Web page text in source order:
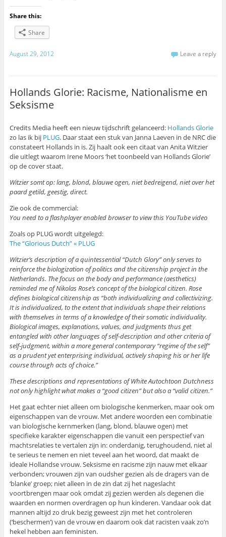
Share this:
Share
August 29, 2012 Leave a reply
Hollands Glorie: Racisme, Nationalisme en
Seksisme
Credits Media heeft een nieuw tijdschrift gelanceerd: Hollands Glorie
zo las ik bij PLUG. Daar staat een stuk van Janna Laeven in de NRC die
constateert Hollands in is. Zij haalt ook een citaat van Anita Witzier
die uitlegt waarom Irene Moors ‘het toonbeeld van Hollands Glorie’
op de cover staat.
Witzier somt op: lang, blond, blauwe ogen, niet bedreigend, niet over het
paard getild, geestig, direct.
Zie ook de commercial:
You need to a flashplayer enabled browser to view this YouTube video
Zoals op PLUG wordt uitgelegd:
The “Glorious Dutch” « PLUG
Witzier’s description of a quintessential “Dutch Glory” only serves to
reinforce the biologization of politics and the citizenship project in the
Netherlands. The focus on the body and performance (aesthetics)
reminded me of Nikolas Rose’s concept of the biological citizen. Rose
defines biological citizenship as “both individualizing and collectivizing.
It is individualized, to the extent that individuals shape their relations
with themselves in terms of a knowledge of their somatic individuality.
Biological images, explanations, values, and judgments thus get
entangled with other languages of self-description and other criteria of
self-judgment, within a more general contemporary “regime of the self”
as a prudent yet enterprising individual, actively shaping his or her life
course through acts of choice.”
These descriptions and representations of White Autochtoon Dutchness
not only highlight what makes a “good citizen” but also a “valid citizen.”
Het gaat echter niet alleen om biologische kenmerken, maar ook om
eigenschappen van de vrouw. Met andere woorden een combinatie
van biologische kernmerken (lang, blond, blauwe ogen) met
specifieke karakter eigenschappen die vanuit een perspectief van
machtsrelaties te vertalen zijn in: onderdanig, terughoudend, niet al
te serieus te nemen en niet teveel aan het woord, dat maakt de
ideale Hollandse vrouw. Seksisme en racisme zijn nauw met elkaar
verbonden; vrouwen zijn van oudsher gezien als de dragers van de
‘blanke’ groep; niet alleen in de zin dat zij het nageslacht
voortbrengen maar ook omdat zij gezien werden als degenen die
waarden en normen overdragen op hun kinderen. Vandaar ook dat
mannen altijd zo druk bezig geweest zijn met het controleren
(‘beschermen’) van de vrouw en daarom ook dat racisten vaak zo’n
hekel hebben aan feministen.